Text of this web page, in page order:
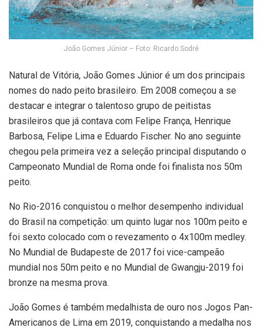
João Gomes Júnior – Foto: Ricardo Sodré
Natural de Vitória, João Gomes Júnior é um dos principais
nomes do nado peito brasileiro. Em 2008 começou a se
destacar e integrar o talentoso grupo de peitistas
brasileiros que já contava com Felipe França, Henrique
Barbosa, Felipe Lima e Eduardo Fischer. No ano seguinte
chegou pela primeira vez a seleção principal disputando o
Campeonato Mundial de Roma onde foi finalista nos 50m
peito.
No Rio-2016 conquistou o melhor desempenho individual
do Brasil na competição: um quinto lugar nos 100m peito e
foi sexto colocado com o revezamento o 4x100m medley.
No Mundial de Budapeste de 2017 foi vice-campeão
mundial nos 50m peito e no Mundial de Gwangju-2019 foi
bronze na mesma prova.
João Gomes é também medalhista de ouro nos Jogos Pan-
Americanos de Lima em 2019, conquistando a medalha nos